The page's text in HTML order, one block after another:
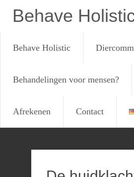
Behave
Behave Holistic
Behandelingen voor mensen?
Afrekenen Contact